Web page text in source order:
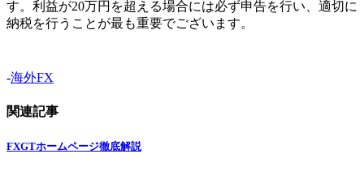
す。利益が20万円を超える場合には必ず申告を行い、適切に
納税を行うことが最も重要でございます。
-海外FX
関連記事
FXGTホームページ徹底解説